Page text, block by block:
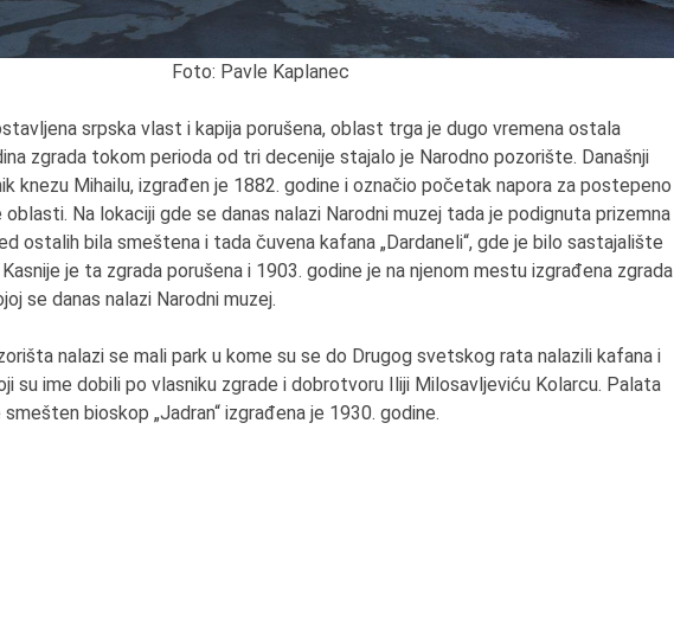
Foto: Pavle Kaplanec
srpska vlast i kapija porušena, oblast trga je dugo vremena ostala
zgrada tokom perioda od tri decenije stajalo je Narodno pozorište. Današnji
knezu Mihailu, izgrađen je 1882. godine i označio početak napora za postepeno
Na lokaciji gde se danas nalazi Narodni muzej tada je podignuta prizemna
ostalih bila smeštena i tada čuvena kafana „Dardaneli“, gde je bilo sastajalište
je ta zgrada porušena i 1903. godine je na njenom mestu izgrađena zgrada
se danas nalazi Narodni muzej.
nalazi se mali park u kome su se do Drugog svetskog rata nalazili kafana i
su ime dobili po vlasniku zgrade i dobrotvoru Iliji Milosavljeviću Kolarcu. Palata
smešten bioskop „Jadran“ izgrađena je 1930. godine.